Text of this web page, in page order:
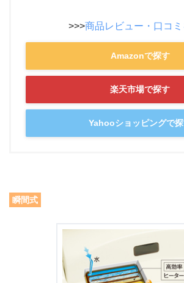
>>>商品レビュー・口コミ
Amazonで探す
楽天市場で探す
Yahooショッピングで
瞬間式